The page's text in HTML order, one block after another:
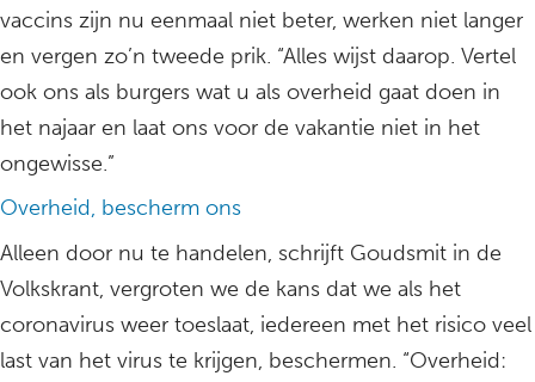
vaccins zijn nu eenmaal niet beter, werken niet langer
en vergen zo’n tweede prik. “Alles wijst daarop. Vertel
ook ons als burgers wat u als overheid gaat doen in
het najaar en laat ons voor de vakantie niet in het
ongewisse.”
Overheid, bescherm ons
Alleen door nu te handelen, schrijft Goudsmit in de
Volkskrant, vergroten we de kans dat we als het
coronavirus weer toeslaat, iedereen met het risico veel
last van het virus te krijgen, beschermen. “Overheid: